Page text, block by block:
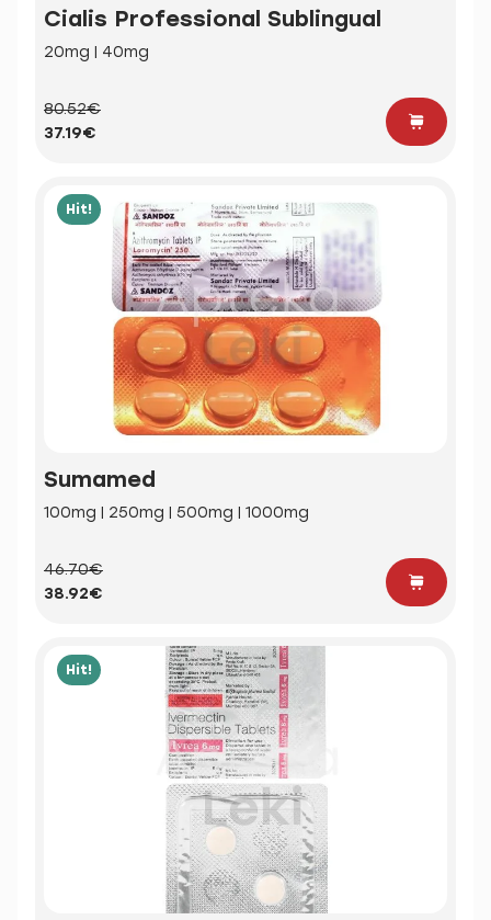
Cialis Professional Sublingual
20mg | 40mg
80.52€
37.19€
Hit!
Sumamed
100mg | 250mg | 500mg | 1000mg
46.70€
38.92€
Hit!